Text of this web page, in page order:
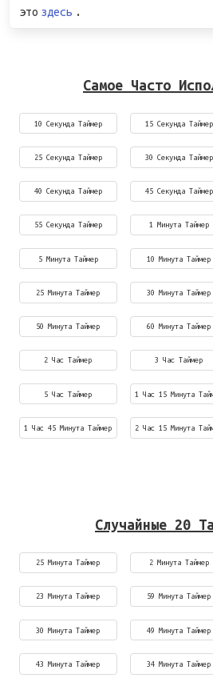
это здесь .
Самое Часто
10 Секунда Таймер 15 Секунда Таймер
25 Секунда Таймер 30 Секунда Таймер
40 Секунда Таймер 45 Секунда Таймер
55 Секунда Таймер 1 Минута Таймер
5 Минута Таймер 10 Минута Таймер
25 Минута Таймер 30 Минута Таймер
50 Минута Таймер 60 Минута Таймер
2 Час Таймер 3 Час Таймер
5 Час Таймер 1 Час 15 Минута
1 Час 45 Минута Таймер 2 Час 15 Минута
Случайные 20
25 Минута Таймер 2 Минута Таймер
23 Минута Таймер 59 Минута Таймер
30 Минута Таймер 49 Минута Таймер
43 Минута Таймер 34 Минута Таймер